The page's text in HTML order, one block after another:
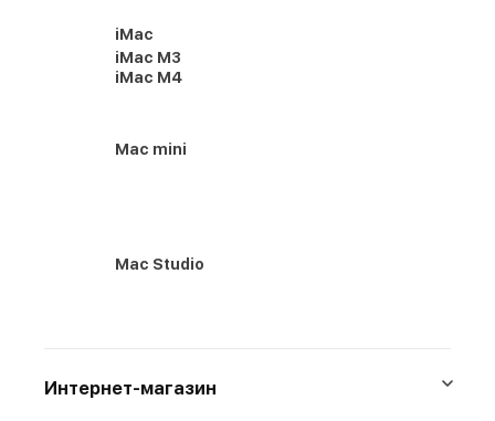
iMac
iMac M3
iMac M4
Mac mini
Mac Studio
Интернет-магазин